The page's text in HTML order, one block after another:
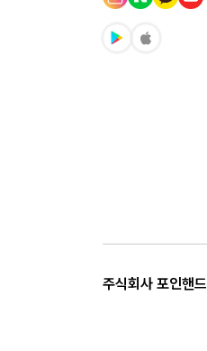
주식회사 포인핸드